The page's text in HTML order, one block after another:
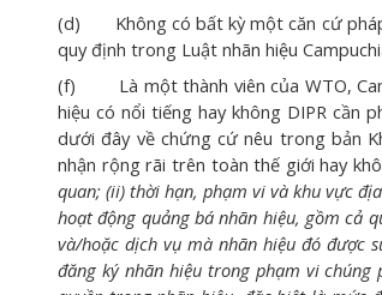
(d) Không có bất kỳ một căn cứ
quy định trong Luật nhãn hiệu
(f) Là một thành viên của WTO,
hiệu có nổi tiếng hay không DIPR cần
dưới đây về chứng cứ nêu trong bản
nhận rộng rãi trên toàn thế giới hay
quan; (ii) thời hạn, phạm vi và khu vực
hoạt động quảng bá nhãn hiệu, gồm cả
và/hoặc dịch vụ mà nhãn hiệu đó được
đăng ký nhãn hiệu trong phạm vi chúng